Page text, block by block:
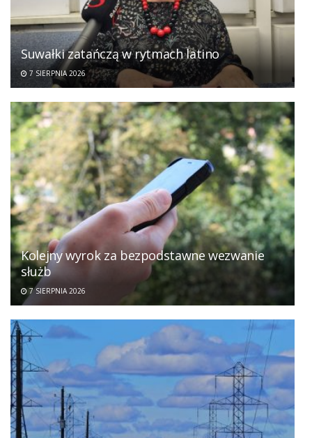
Suwałki zatańczą w rytmach latino
7 SIERPNIA 2026
Kolejny wyrok za bezpodstawne wezwanie
służb
7 SIERPNIA 2026